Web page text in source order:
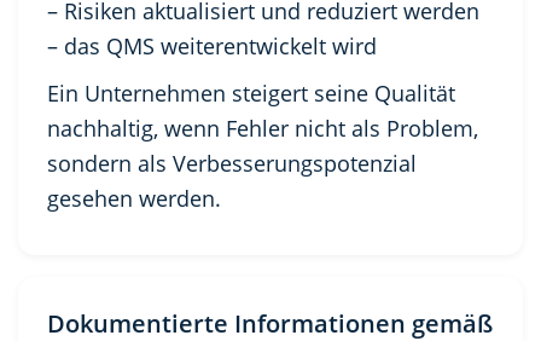
– Risiken aktualisiert und reduziert werden
– das QMS weiterentwickelt wird
Ein Unternehmen steigert seine Qualität
nachhaltig, wenn Fehler nicht als Problem,
sondern als Verbesserungspotenzial
gesehen werden.
Dokumentierte Informationen gemäß